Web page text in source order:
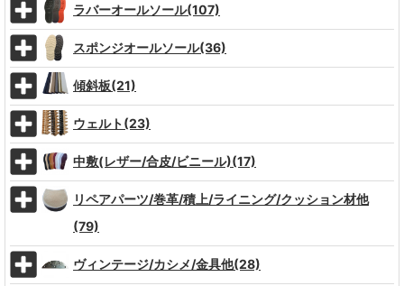
ラバーオールソール(107)
スポンジオールソール(36)
傾斜板(21)
ウェルト(23)
中敷(レザー/合皮/ビニール)(17)
リペアパーツ/巻革/積上/ライニング/クッション材他
(79)
ヴィンテージ/カシメ/金具他(28)